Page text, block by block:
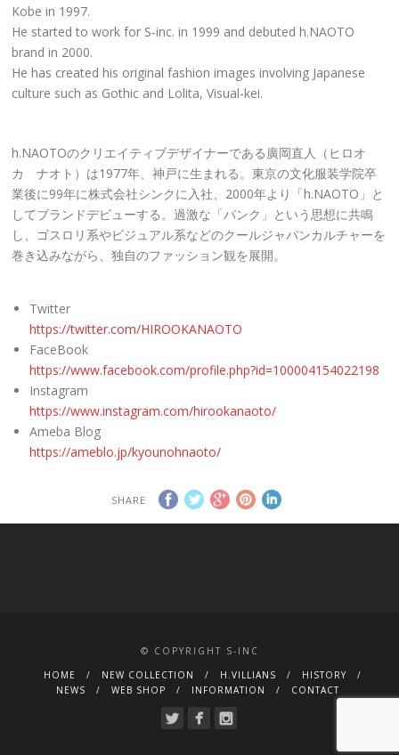
Kobe in 1997.
He started to work for S-inc. in 1999 and debuted h.NAOTO
brand in 2000.
He has created his original fashion images involving Japanese
culture such as Gothic and Lolita, Visual-kei.
h.NAOTOのクリエイティブデザイナーである廣岡直人（ヒロオ
カ ナオト）は1977年、神戸に生まれる。東京の文化服装学院卒
業後に99年に株式会社シンクに入社、2000年より「h.NAOTO」と
してブランドデビューする。過激な「パンク」という思想に共鳴
し、ゴスロリ系やビジュアル系などのクールジャパンカルチャーを
巻き込みながら、独自のファッション観を展開。
Twitter
https://twitter.com/HIROOKANAOTO
FaceBook
https://www.facebook.com/profile.php?id=100004154022198
Instagram
https://www.instagram.com/hirookanaoto/
Ameba Blog
https://ameblo.jp/kyounohnaoto/
SHARE
© COPYRIGHT S-INC
HOME
NEW COLLECTION H.VILLIANS
HISTORY
NEWS
WEB SHOP INFORMATION CONTACT